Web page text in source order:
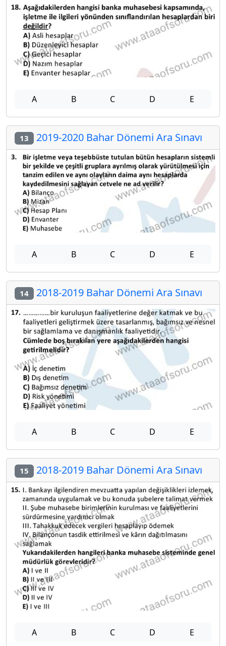
A B C D E
13 2019-2020 Bahar Dönemi Ara Sınavı
A B C D E
14 2018-2019 Bahar Dönemi Ara Sınavı
A B C D E
15 2018-2019 Bahar Dönemi Ara Sınavı
A B C D E